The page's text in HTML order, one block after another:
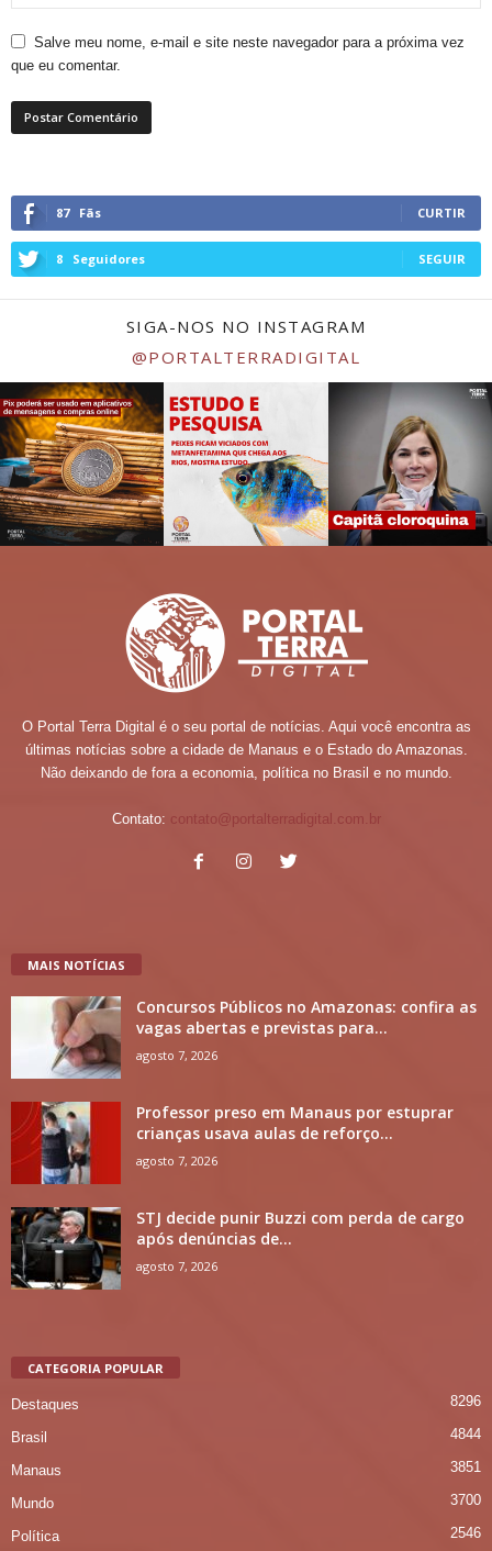
Salve meu nome, e-mail e site neste navegador para a próxima vez
que eu comentar.
87 Fãs CURTIR
8 Seguidores SEGUIR
SIGA-NOS NO INSTAGRAM
@PORTALTERRADIGITAL
O Portal Terra Digital é o seu portal de notícias. Aqui você encontra as
últimas notícias sobre a cidade de Manaus e o Estado do Amazonas.
Não deixando de fora a economia, política no Brasil e no mundo.
Contato: contato@portalterradigital.com.br
MAIS NOTÍCIAS
Concursos Públicos no Amazonas: confira as
vagas abertas e previstas para...
agosto 7, 2026
Professor preso em Manaus por estuprar
crianças usava aulas de reforço...
agosto 7, 2026
STJ decide punir Buzzi com perda de cargo
após denúncias de...
agosto 7, 2026
CATEGORIA POPULAR
Destaques 8296
Brasil 4844
Manaus 3851
Mundo 3700
Política 2546